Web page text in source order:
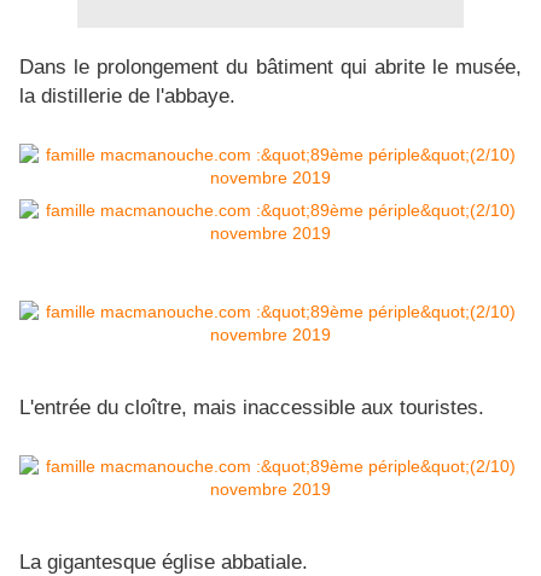
Dans le prolongement du bâtiment qui abrite le musée,
la distillerie de l'abbaye.
L'entrée du cloître, mais inaccessible aux touristes.
La gigantesque église abbatiale.